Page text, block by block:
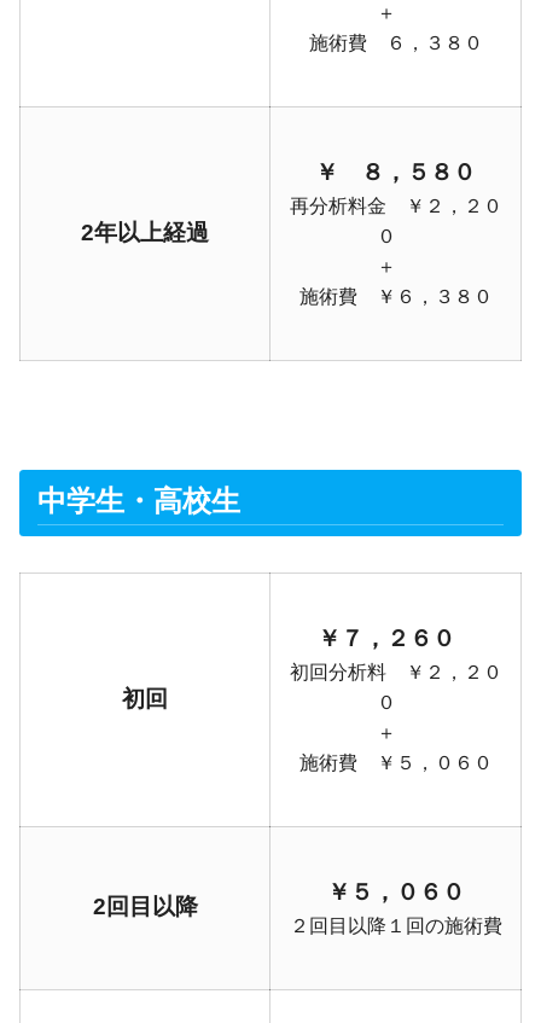
＋
施術費 ６，３８０
2年以上経過
￥ ８，５８０
再分析料金 ￥２，２０
０
＋
施術費 ￥６
，３８０
中学生・高校生
初回
￥７，２６０
初回分析料 ￥２，２０
０
＋
施術費 ￥５，０６０
2回目以降
￥５，０６０
２回目以降１回の施術費